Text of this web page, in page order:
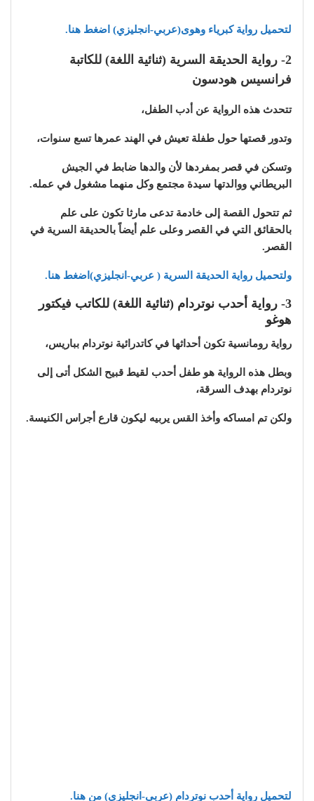
لتحميل رواية كبرياء وهوى(عربي-انجليزي) اضغط هنا.
2- رواية الحديقة السرية (ثنائية اللغة) للكاتبة
فرانسيس هودسون
تتحدث هذه الرواية عن أدب الطفل،
وتدور قصتها حول طفلة تعيش في الهند عمرها تسع سنوات،
وتسكن في قصر بمفردها لأن والدها ضابط في الجيش
البريطاني ووالدتها سيدة مجتمع وكل منهما مشغول في عمله.
ثم تتحول القصة إلى خادمة تدعى مارثا تكون على علم
بالحقائق التي في القصر وعلى علم أيضاً بالحديقة السرية في
القصر.
ولتحميل رواية الحديقة السرية ( عربي-انجليزي)اضغط هنا.
3- رواية أحدب نوتردام (ثنائية اللغة) للكاتب فيكتور
هوغو
رواية رومانسية تكون أحداثها في كاتدرائية نوتردام بباريس،
وبطل هذه الرواية هو طفل أحدب لقيط قبيح الشكل أتى إلى
نوتردام بهدف السرقة،
ولكن تم امساكه وأخذ القس يربيه ليكون قارع أجراس الكنيسة.
لتحميل رواية أحدب نوتردام (عربي-انجليزي) من هنا.